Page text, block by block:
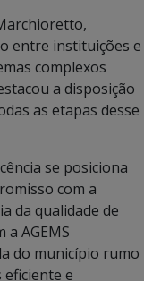
entre instituições e
complexos
a disposição
as etapas desse
se posiciona
com a
da qualidade de
AGEMS
do município rumo
e